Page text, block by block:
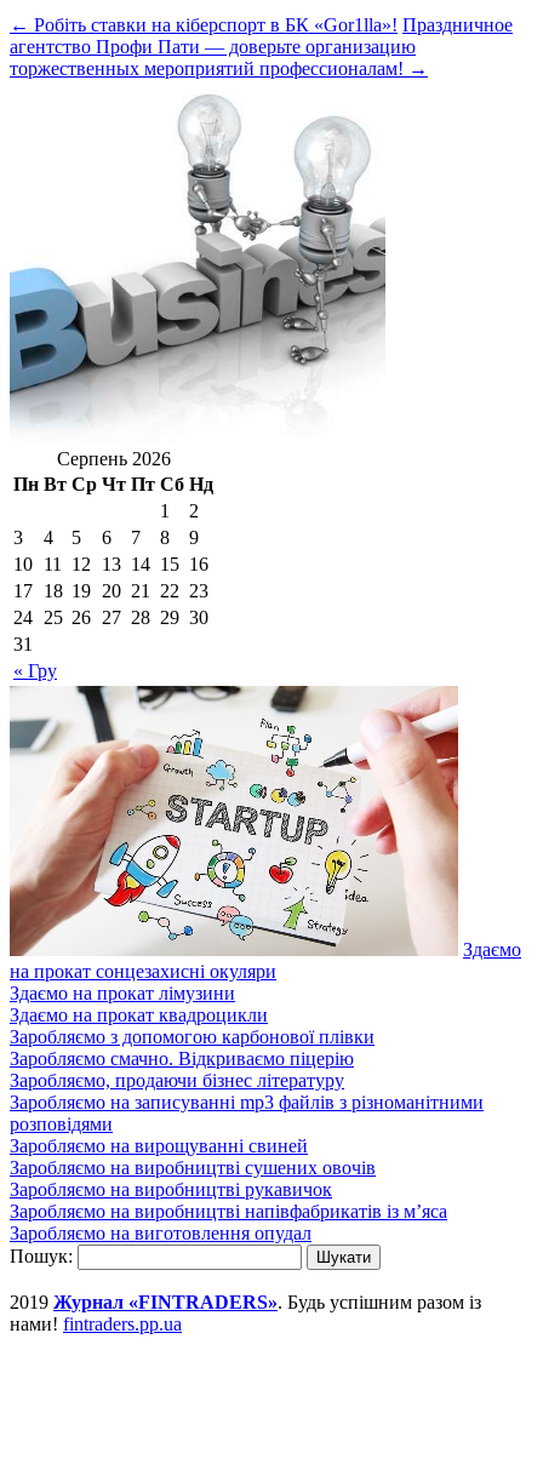
← Робіть ставки на кіберспорт в БК «Gor1lla»! Праздничное
агентство Профи Пати — доверьте организацию
торжественных мероприятий профессионалам! →
Серпень 2026
Пн Вт Ср Чт Пт Сб Нд
« Гру
1
2
3
4 5 6 7 8
9
10 11 12 13 14 15 16
17 18 19 20 21 22 23
24 25 26 27 28 29 30
31
Здаємо
на прокат сонцезахисні окуляри
Здаємо на прокат лімузини
Здаємо на прокат квадроцикли
Заробляємо з допомогою карбонової плівки
Заробляємо смачно. Відкриваємо піцерію
Заробляємо, продаючи бізнес літературу
Заробляємо на записуванні mp3 файлів з різноманітними
розповідями
Заробляємо на вирощуванні свиней
Заробляємо на виробництві сушених овочів
Заробляємо на виробництві рукавичок
Заробляємо на виробництві напівфабрикатів із м’яса
Заробляємо на виготовлення опудал
Пошук:
2019 Журнал «FINTRADERS». Будь успішним разом із
нами! fintraders.pp.ua